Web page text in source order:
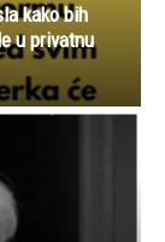
kako bih
u privatnu